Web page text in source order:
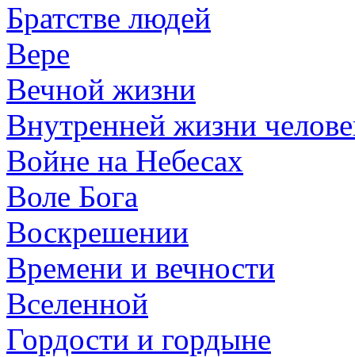
Братстве людей
Вере
Вечной жизни
Внутренней жизни
Войне на Небесах
Воле Бога
Воскрешении
Времени и вечности
Вселенной
Гордости и гордыне